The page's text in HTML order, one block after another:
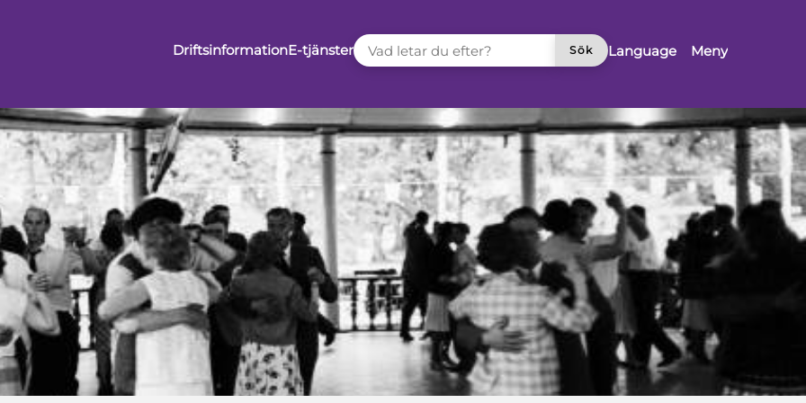
DriftsinformationE-tjänster
VAD LETAR DU EFTER?
Sök
Language Meny